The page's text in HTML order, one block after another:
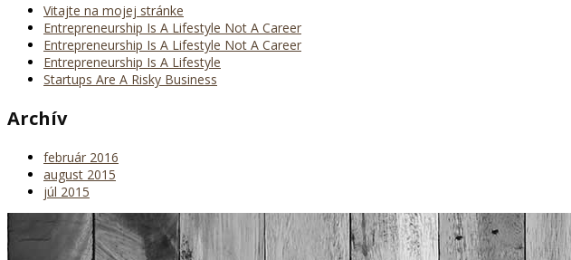
Vitajte na mojej stránke
Entrepreneurship Is A Lifestyle Not A Career
Entrepreneurship Is A Lifestyle Not A Career
Entrepreneurship Is A Lifestyle
Startups Are A Risky Business
Archív
február 2016
august 2015
júl 2015